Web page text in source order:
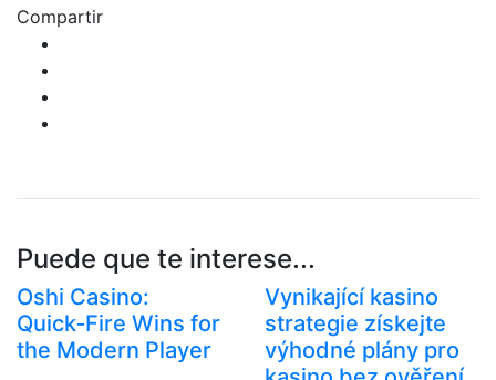
Compartir
Puede que te interese...
Oshi Casino:
Quick‑Fire Wins for
the Modern Player
Vynikající kasino
strategie získejte
výhodné plány pro